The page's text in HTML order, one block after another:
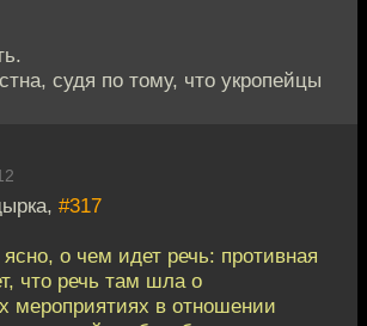
судя по тому, что укропейцы
#317
ясно, о чем идет речь: противная
что речь там шла о
мероприятиях в отношении